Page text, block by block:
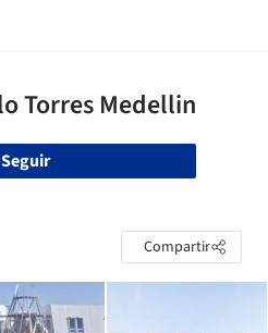
Seguir
Compartir